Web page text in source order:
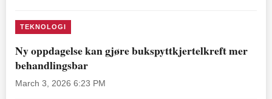
TEKNOLOGI
Ny oppdagelse kan gjøre bukspyttkjertelkreft mer
behandlingsbar
March 3, 2026 6:23 PM